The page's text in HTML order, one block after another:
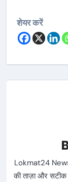
शेयर करें
Lokmat24 News
की ताज़ा और सटीक